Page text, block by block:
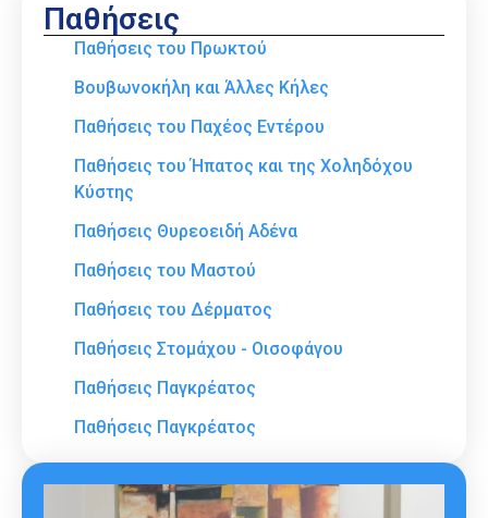
Παθήσεις
Παθήσεις του Πρωκτού
Βουβωνοκήλη και Άλλες Κήλες
Παθήσεις του Παχέος Εντέρου
Παθήσεις του Ήπατος και της Χοληδόχου
Κύστης
Παθήσεις Θυρεοειδή Αδένα
Παθήσεις του Μαστού
Παθήσεις του Δέρματος
Παθήσεις Στομάχου - Οισοφάγου
Παθήσεις Παγκρέατος
Παθήσεις Παγκρέατος